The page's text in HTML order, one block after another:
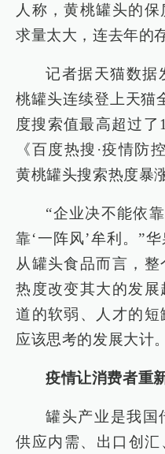
人称，黄桃罐头的
求量太大，连去年的
记者据天猫数据
桃罐头连续登上天猫
度搜索值最高超过了
《百度热搜·疫情防
黄桃罐头搜索热度暴
“企业决不能依
靠‘一阵风’牟利。”
从罐头食品而言，
热度改变其大的发
道的软弱、人才的
应该思考的发展大计。
疫情让消费者重
罐头产业是我国
供应内需、出口创汇